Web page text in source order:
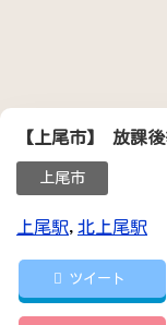
【上尾市】 放課
上尾市
上尾駅, 北上尾駅
ツイート